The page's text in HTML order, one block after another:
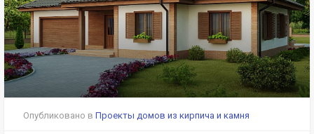
Опубликовано в Проекты домов из кирпича и камня